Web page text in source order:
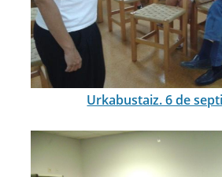
Urkabustaiz. 6 de